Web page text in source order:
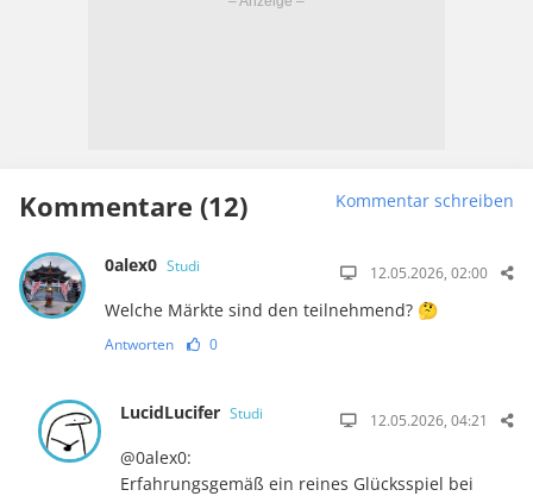
Kommentare (12) Kommentar schreiben
0alex0 Studi 12.05.2026, 02:00
Welche Märkte sind den teilnehmend? 🤔
Antworten 0
LucidLucifer Studi 12.05.2026, 04:21
@0alex0:
Erfahrungsgemäß ein reines Glücksspiel bei